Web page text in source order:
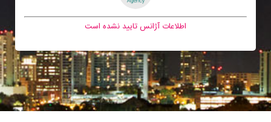
اطلاعات آژانس تایید نشده است